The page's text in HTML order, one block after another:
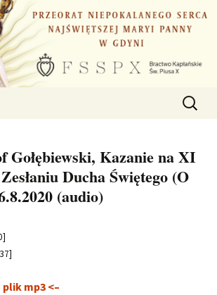
Szukaj:
Gołębiewski, Kazanie na XI
Ducha Świętego (O
(audio)
mp3 <–